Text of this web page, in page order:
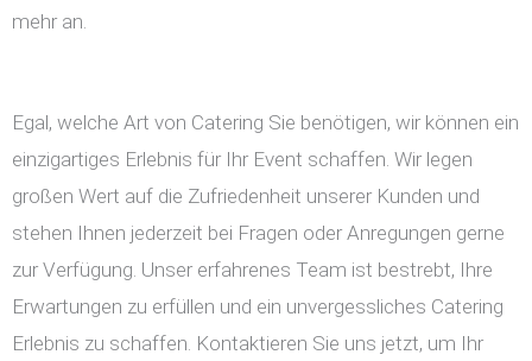
mehr an.
Egal, welche Art von Catering Sie benötigen, wir können ein
einzigartiges Erlebnis für Ihr Event schaffen. Wir legen
großen Wert auf die Zufriedenheit unserer Kunden und
stehen Ihnen jederzeit bei Fragen oder Anregungen gerne
zur Verfügung. Unser erfahrenes Team ist bestrebt, Ihre
Erwartungen zu erfüllen und ein unvergessliches Catering
Erlebnis zu schaffen. Kontaktieren Sie uns jetzt, um Ihr